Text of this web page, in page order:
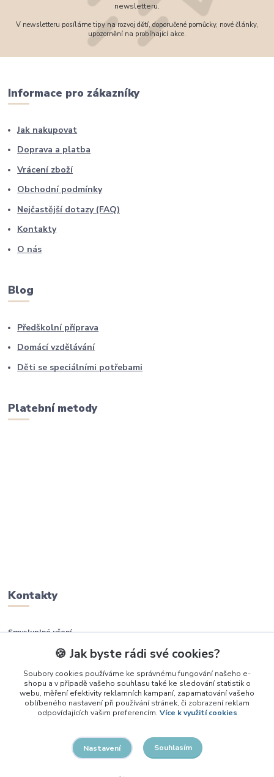
newsletteru.
V newsletteru posíláme tipy na rozvoj dětí, doporučené pomůcky, nové články,
upozornění na probíhající akce.
Informace pro zákazníky
Jak nakupovat
Doprava a platba
Vrácení zboží
Obchodní podmínky
Nejčastější dotazy (FAQ)
Kontakty
O nás
Blog
Předškolní příprava
Domácí vzdělávání
Děti se speciálními potřebami
Platební metody
Kontakty
Smysluplné učení
+420 737 937 936
info@smysluplneuceni.cz
🍪 Jak byste rádi své cookies?
Soubory cookies používáme ke správnému fungování našeho e-
shopu a v případě vašeho souhlasu také ke sledování statistik o
webu, měření efektivity reklamních kampaní, zapamatování vašeho
oblíbeného nastavení při používání stránek, či zobrazení reklam
odpovídajících vašim preferencím. Více k využití cookies
Nastavení Souhlasím